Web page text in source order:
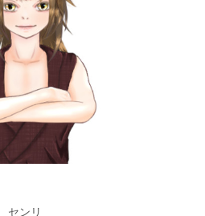
センリ